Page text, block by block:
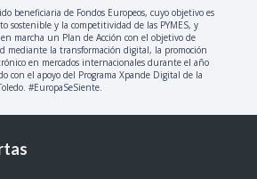
beneficiaria de Fondos Europeos, cuyo objetivo es
sostenible y la competitividad de las PYMES, y
marcha un Plan de Acción con el objetivo de
mediante la transformación digital, la promoción
en mercados internacionales durante el año
con el apoyo del Programa Xpande Digital de la
#EuropaSeSiente.